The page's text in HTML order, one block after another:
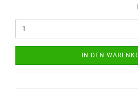
IN DEN